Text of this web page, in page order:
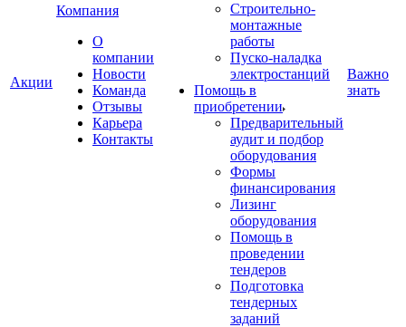
Акции
Компания
О
компании
Новости
Команда
Отзывы
Карьера
Контакты
Строительно-
монтажные
работы
Пуско-наладка
электростанций
Помощь в
приобретении
Предварительный
аудит и подбор
оборудования
Формы
финансирования
Лизинг
оборудования
Помощь в
проведении
тендеров
Подготовка
тендерных
заданий
Важно
знать